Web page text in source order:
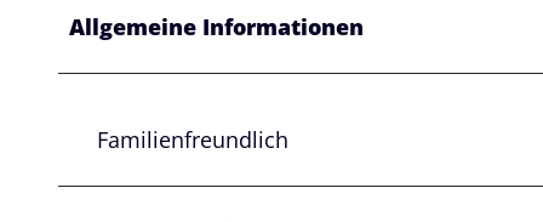
h
Allgemeine Informationen
Familienfreundlich